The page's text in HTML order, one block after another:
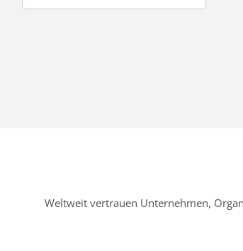
Weltweit vertrauen Unternehmen,